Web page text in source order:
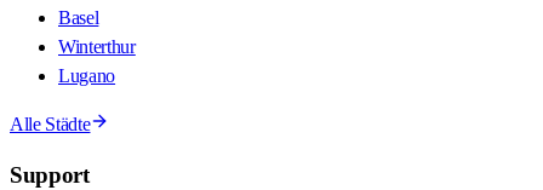
Basel
Winterthur
Lugano
Alle Städte
Support